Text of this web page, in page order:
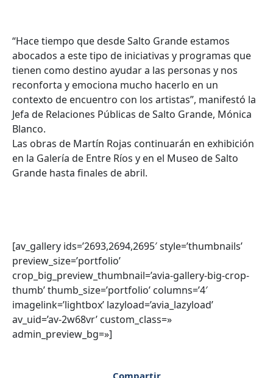
“Hace tiempo que desde Salto Grande estamos
abocados a este tipo de iniciativas y programas que
tienen como destino ayudar a las personas y nos
reconforta y emociona mucho hacerlo en un
contexto de encuentro con los artistas”, manifestó la
Jefa de Relaciones Públicas de Salto Grande, Mónica
Blanco.
Las obras de Martín Rojas continuarán en exhibición
en la Galería de Entre Ríos y en el Museo de Salto
Grande hasta finales de abril.
[av_gallery ids=’2693,2694,2695′ style=’thumbnails’
preview_size=’portfolio’
crop_big_preview_thumbnail=’avia-gallery-big-crop-
thumb’ thumb_size=’portfolio’ columns=’4′
imagelink=’lightbox’ lazyload=’avia_lazyload’
av_uid=’av-2w68vr’ custom_class=»
admin_preview_bg=»]